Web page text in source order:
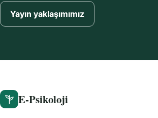
Yayın yaklaşımımız
E-Psikoloji